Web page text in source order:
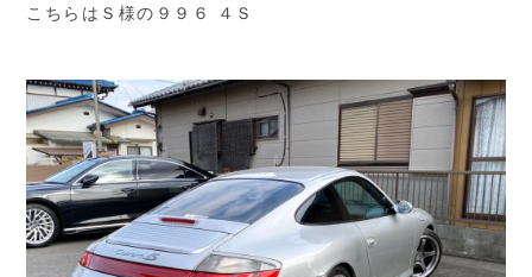
こちらはＳ様の９９６ ４Ｓ